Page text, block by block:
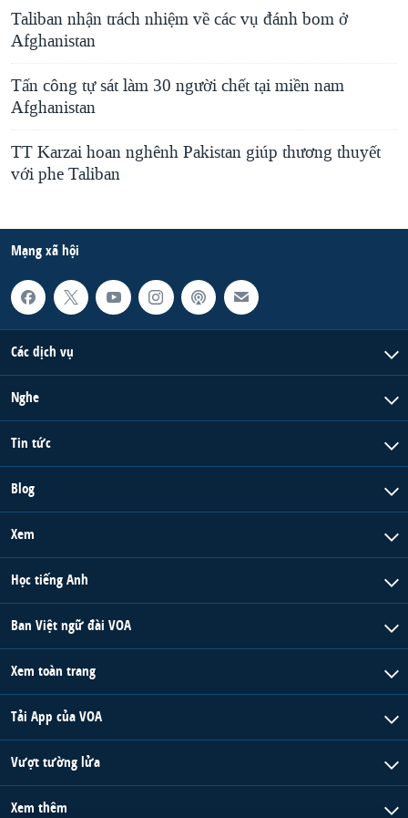
Taliban nhận trách nhiệm về các vụ đánh bom ở
Afghanistan
Tấn công tự sát làm 30 người chết tại miền nam
Afghanistan
TT Karzai hoan nghênh Pakistan giúp thương thuyết
với phe Taliban
Mạng xã hội
Các dịch vụ
Nghe
Tin tức
Blog
Xem
Học tiếng Anh
Ban Việt ngữ đài VOA
Xem toàn trang
Tải App của VOA
Vượt tường lửa
Xem thêm